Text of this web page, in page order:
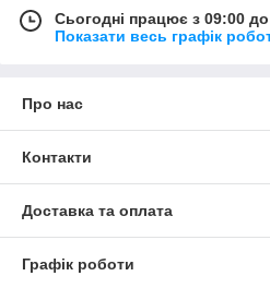
Сьогодні працює з 09:00
Показати весь графік
Про нас
Контакти
Доставка та оплата
Графік роботи